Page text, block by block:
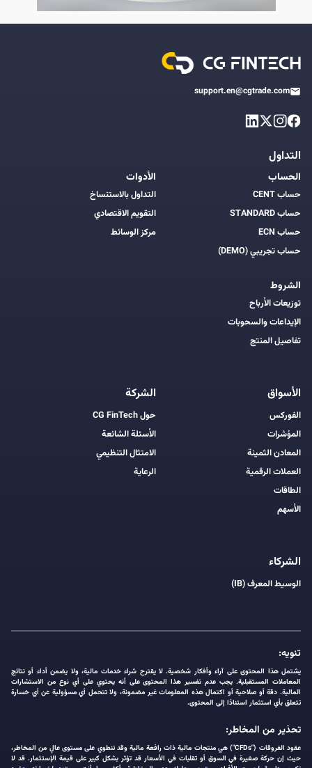
support.en@cgtrade.com
التداول
الحساب
حساب CENT
حساب STANDARD
حساب ECN
حساب تجريبي (DEMO)
الشروط
توزيعات الأرباح
الإيداعات والسحوبات
تفاصيل المنتج
الأدوات
التداول بالاستنساخ
التقويم الاقتصادي
مركز الوسائط
الأسواق
الفوركس
المؤشرات
المعادن الثمينة
العملات الرقمية
الطاقات
الأسهم
الشركة
حول CG FinTech
الأسئلة الشائعة
الامتثال التنظيمي
الرعاية
الشركاء
الوسيط المعرف (IB)
تنويه:
يشتمل هذا المحتوى على آراء وأفكار شخصية. لا يقترح شراء خدمات مالية، ولا يضمن أداء أو نتائج
المعاملات المستقبلية. يجب عدم تفسير هذا المحتوى على أنه يحتوي على أي نوع من الاستشارات
المالية. دقة أو صلاحية أو اكتمال هذه المعلومات غير مضمونة، ولا تتحمل أي مسؤولية عن أي خسارة
تتعلق بأي استثمار استنادًا إلى المحتوى.
تحذير من المخاطر:
عقود الفروقات ("CFDs") هي منتجات مالية ذات رافعة مالية وقد تنطوي على مستوى عالٍ من المخاطر،
حيث إن حركة صغيرة في السوق أو تقلبات في الأسعار قد تؤثر بشكل كبير على قيمة الإستثمار. قد لا